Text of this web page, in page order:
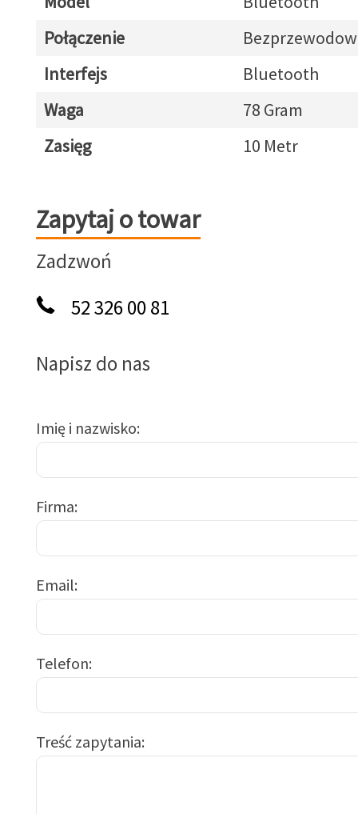
Połączenie
Interfejs
Bluetooth
Waga
78 Gram
Zasięg
10 Metr
Zapytaj o towar
Zapytaj o towar
Zadzwoń
52 326 00 81
Napisz do nas
Imię i nazwisko
Firma
Email
Telefon
Treść zapytania